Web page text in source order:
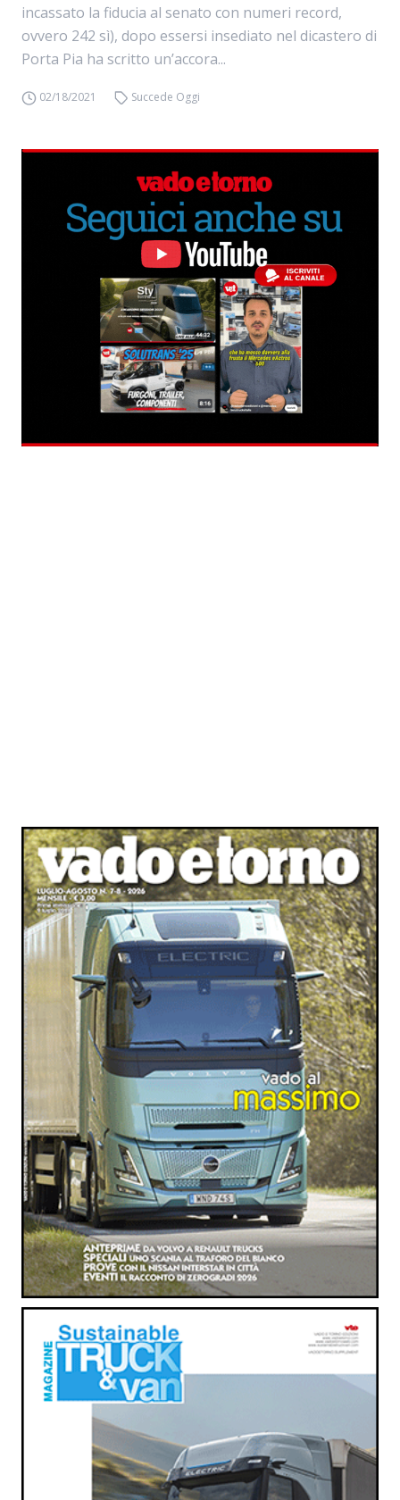
incassato la fiducia al senato con numeri record,
ovvero 242 sì), dopo essersi insediato nel dicastero di
Porta Pia ha scritto un’accora...
02/18/2021 Succede Oggi